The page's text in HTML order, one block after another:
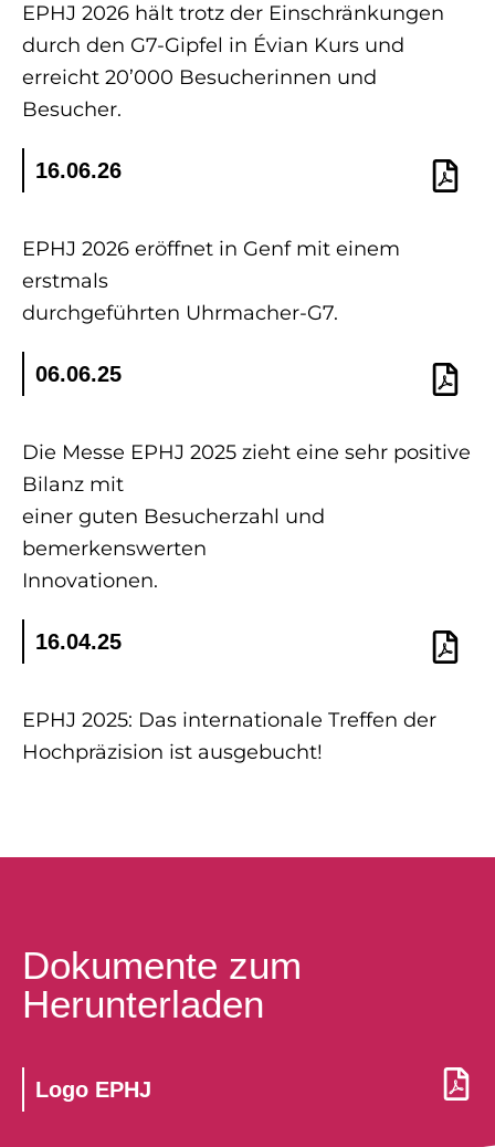
EPHJ 2026 hält trotz der Einschränkungen
durch den G7-Gipfel in Évian Kurs und
erreicht 20’000 Besucherinnen und
Besucher.
16.06.26
EPHJ 2026 eröffnet in Genf mit einem
erstmals
durchgeführten Uhrmacher-G7.
06.06.25
Die Messe EPHJ 2025 zieht eine sehr positive
Bilanz mit
einer guten Besucherzahl und
bemerkenswerten
Innovationen.
16.04.25
EPHJ 2025: Das internationale Treffen der
Hochpräzision ist ausgebucht!
Dokumente zum
Herunterladen
Logo EPHJ